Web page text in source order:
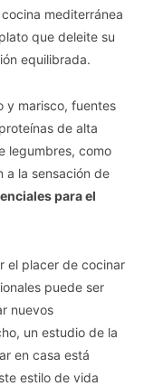
mediterránea
que deleite su
equilibrada.
y marisco, fuentes
de alta
legumbres, como
a la sensación de
para el
el placer de cocinar
puede ser
nuevos
un estudio de la
en casa está
estilo de vida